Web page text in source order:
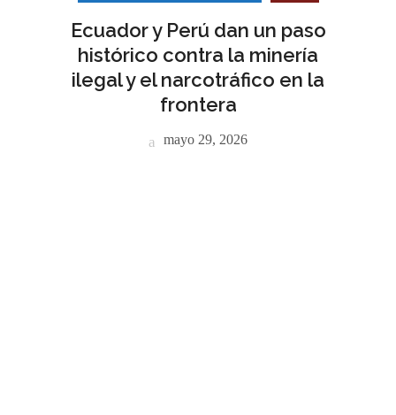
Ecuador y Perú dan un paso
histórico contra la minería
ilegal y el narcotráfico en la
frontera
mayo 29, 2026